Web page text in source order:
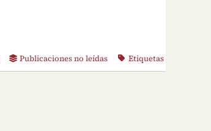
Publicaciones no leídas Etiquetas